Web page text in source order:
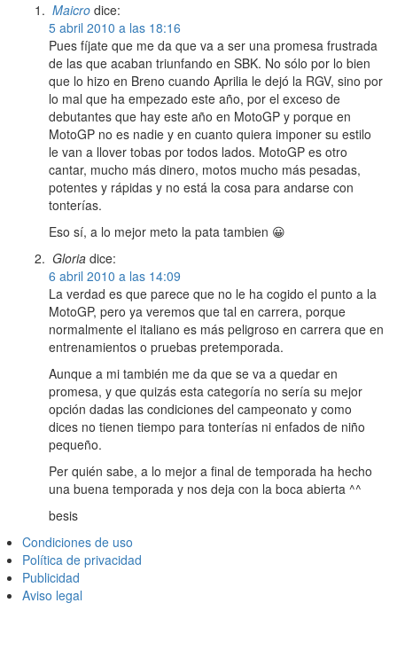
Maicro dice:
5 abril 2010 a las 18:16
Pues fíjate que me da que va a ser una promesa frustrada
de las que acaban triunfando en SBK. No sólo por lo bien
que lo hizo en Breno cuando Aprilia le dejó la RGV, sino por
lo mal que ha empezado este año, por el exceso de
debutantes que hay este año en MotoGP y porque en
MotoGP no es nadie y en cuanto quiera imponer su estilo
le van a llover tobas por todos lados. MotoGP es otro
cantar, mucho más dinero, motos mucho más pesadas,
potentes y rápidas y no está la cosa para andarse con
tonterías.
Eso sí, a lo mejor meto la pata tambien 😀
Gloria dice:
6 abril 2010 a las 14:09
La verdad es que parece que no le ha cogido el punto a la
MotoGP, pero ya veremos que tal en carrera, porque
normalmente el italiano es más peligroso en carrera que en
entrenamientos o pruebas pretemporada.
Aunque a mi también me da que se va a quedar en
promesa, y que quizás esta categoría no sería su mejor
opción dadas las condiciones del campeonato y como
dices no tienen tiempo para tonterías ni enfados de niño
pequeño.
Per quién sabe, a lo mejor a final de temporada ha hecho
una buena temporada y nos deja con la boca abierta ^^
besis
Condiciones de uso
Política de privacidad
Publicidad
Aviso legal